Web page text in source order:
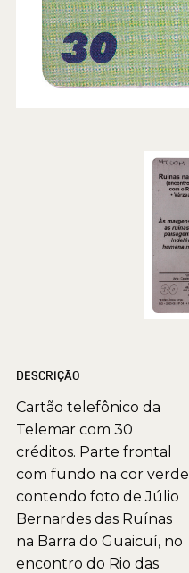
DESCRIÇÃO
Cartão telefônico da
Telemar com 30
créditos. Parte frontal
com fundo na cor verde
contendo foto de Júlio
Bernardes das Ruínas
na Barra do Guaicuí, no
encontro do Rio das